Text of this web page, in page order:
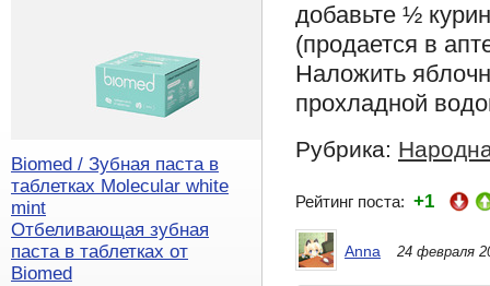
добавьте ½
(продается в
Наложить
прохладной
Рубрика:
Рейтинг поста: +1
Anna 24 февраля
Biomed / Зубная паста в
таблетках Molecular white
mint
Отбеливающая зубная
паста в таблетках от
Biomed